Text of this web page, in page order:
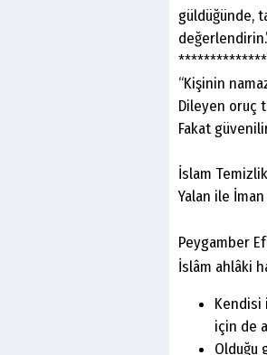
güldüğünde,
“Kişinin
Dileyen oruç
Fakat
İslam
Yalan ile
Peygamber
İslâm ahlâki
Kendisi
için de
Olduğu